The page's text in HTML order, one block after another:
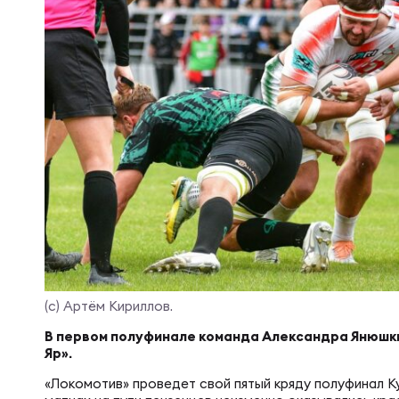
Регионы
Сборные
Антидопинг
Магазин
Контакты
(c) Артём Кириллов.
В первом полуфинале команда Александра
Яр».
«Локомотив» проведет свой пятый кряду полуфинал